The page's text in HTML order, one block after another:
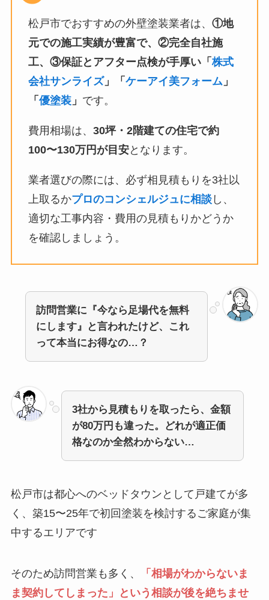
松戸市でおすすめの外壁塗装業者は、 ①地
元での施工実績が豊富で、②完全自社施
工、③保証とアフター点検が手厚い「株式
会社サンライズ」「 ケーアイ美フォーム」
「 優塗装」 です。
費用相場は、 30坪・2階建ての住宅で約
100〜130万円が目安となります。
業者選びの際には、必ず相見積もりを3社以
上取るかプロのコンシェルジュに相談し、
適切な工事内容・費用の見積もりかどうか
を確認しましょう。
訪問営業に『今なら足場代を無料
にします』と言われたけど、これ
って本当にお得なの…？
3社から見積もりを取ったら、金額
が80万円も違った。どれが適正価
格なのか全然わからない…
松戸市は都心へのベッドタウンとして戸建てが多
く、築15〜25年で初回塗装を検討するご家庭が集
中するエリアです
そのため訪問営業も多く、
「相場がわからないま
ま契約してしまった」という相談が後を絶ちませ